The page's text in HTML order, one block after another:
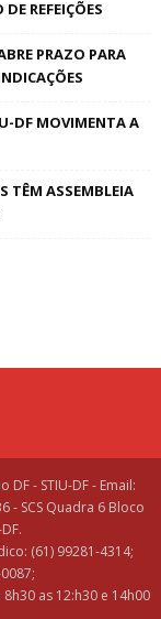
REFEIÇÕES
PRAZO PARA
DF MOVIMENTA A
TÊM ASSEMBLEIA
- STIU-DF - Email:
- SCS Quadra 6 Bloco
(61) 99281-4314;
as 12:h30 e 14h00